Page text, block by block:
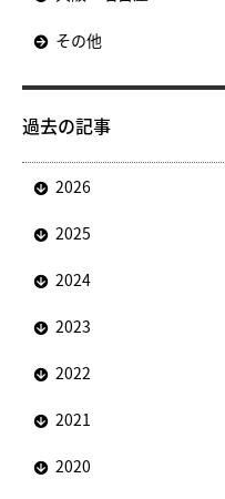
その他
過去の記事
2026
2025
2024
2023
2022
2021
2020